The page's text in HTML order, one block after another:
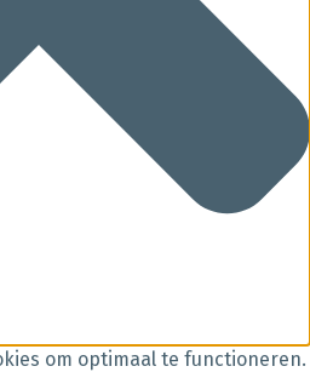
om optimaal te functioneren.